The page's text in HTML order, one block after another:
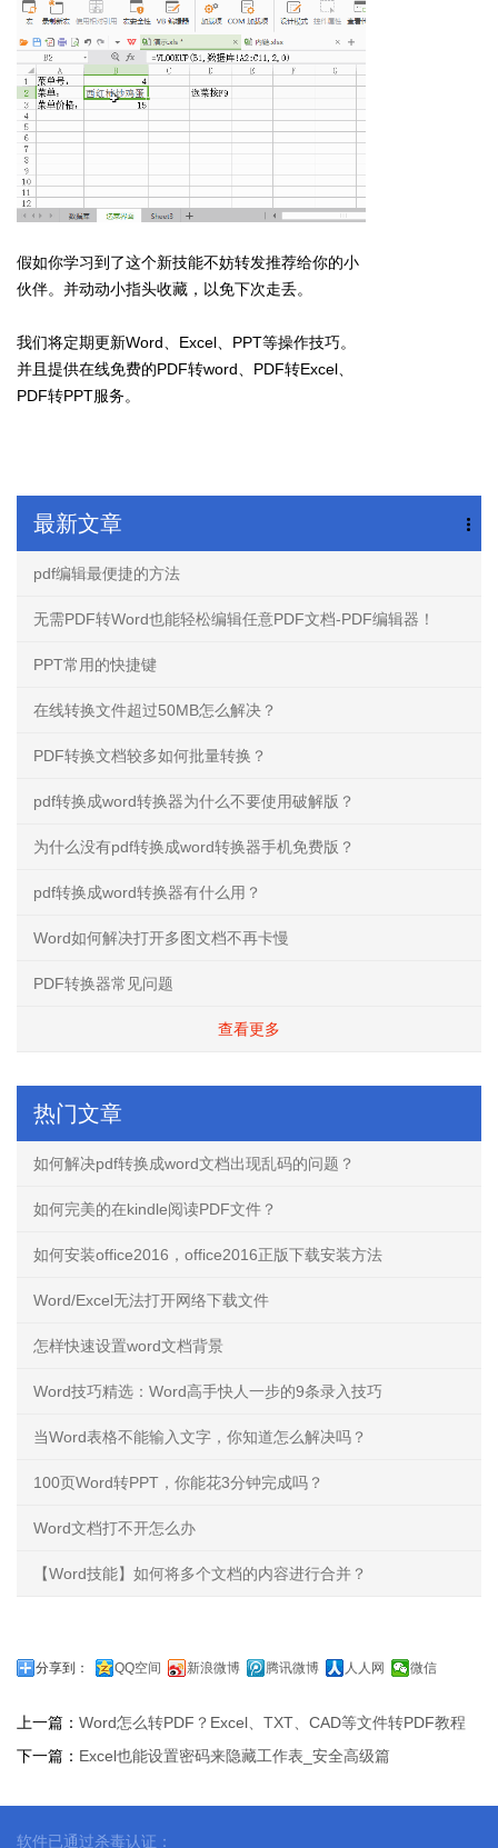
假如你学习到了这个新技能不妨转发推荐给你的小
伙伴。并动动小指头收藏，以免下次走丢。
我们将定期更新Word、Excel、PPT等操作技巧。
并且提供在线免费的PDF转word、PDF转Excel、
PDF转PPT服务。
最新文章
pdf编辑最便捷的方法
无需PDF转Word也能轻松编辑任意PDF文档-PDF编辑器！
PPT常用的快捷键
在线转换文件超过50MB怎么解决？
PDF转换文档较多如何批量转换？
pdf转换成word转换器为什么不要使用破解版？
为什么没有pdf转换成word转换器手机免费版？
pdf转换成word转换器有什么用？
Word如何解决打开多图文档不再卡慢
PDF转换器常见问题
查看更多
热门文章
如何解决pdf转换成word文档出现乱码的问题？
如何完美的在kindle阅读PDF文件？
如何安装office2016，office2016正版下载安装方法
Word/Excel无法打开网络下载文件
怎样快速设置word文档背景
Word技巧精选：Word高手快人一步的9条录入技巧
当Word表格不能输入文字，你知道怎么解决吗？
100页Word转PPT，你能花3分钟完成吗？
Word文档打不开怎么办
【Word技能】如何将多个文档的内容进行合并？
分享到： QQ空间 新浪微博 腾讯微博 人人网 微信
上一篇： Word怎么转PDF？Excel、TXT、CAD等文件转PDF教程
下一篇： Excel也能设置密码来隐藏工作表_安全高级篇
软件已通过杀毒认证：